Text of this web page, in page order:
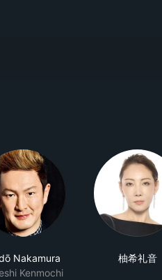
Nakamura
Kenmochi
柚希礼音